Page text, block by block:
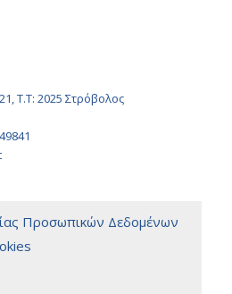
Τ.Τ: 2025 Στρόβολος
Προσωπικών Δεδομένων